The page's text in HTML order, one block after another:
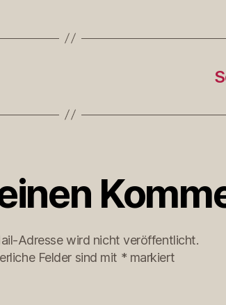
Adresse wird nicht veröffentlicht.
Felder sind mit * markiert